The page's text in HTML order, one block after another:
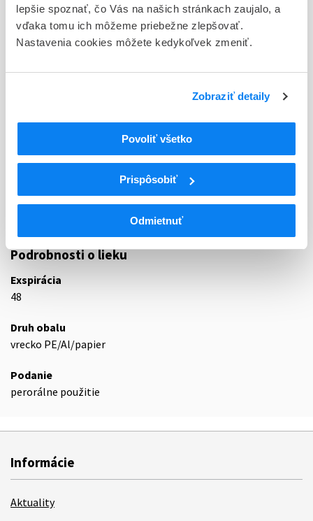
lepšie spoznať, čo Vás na našich stránkach zaujalo, a
vďaka tomu ich môžeme priebežne zlepšovať.
Nastavenia cookies môžete kedykoľvek zmeniť.
Zobraziť detaily
Povoliť všetko
Prispôsobiť
Odmietnuť
Držiteľ, krajina
IBSA Slovakia s.r.o., Slovensko
Indikačná skupina
ATC
Respiračný systém
R05
Expektoranciá s výnimkou kombinácií s
antitusikami
R05CB
Mukolytiká
Acetylcysteín
Podrobnosti o lieku
Exspirácia
48
Druh obalu
vrecko PE/Al/papier
Podanie
perorálne použitie
Informácie
Aktuality